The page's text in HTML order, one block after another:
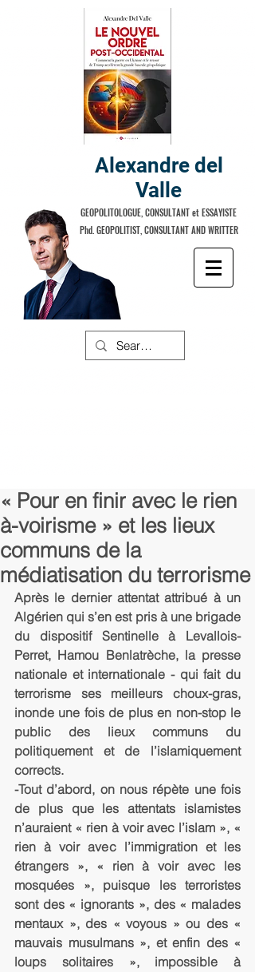
Alexandre del
Valle
GEOPOLITOLOGUE, CONSULTANT et ESSAYISTE
Phd. GEOPOLITIST, CONSULTANT AND WRITTER
« Pour en finir avec le rien
à-voirisme » et les lieux
communs de la
médiatisation du terrorisme
Après le dernier attentat attribué à un
Algérien qui s’en est pris à une brigade
du dispositif Sentinelle à Levallois-
Perret, Hamou Benlatrèche, la presse
nationale et internationale - qui fait du
terrorisme ses meilleurs choux-gras,
inonde une fois de plus en non-stop le
public des lieux communs du
politiquement et de l’islamiquement
corrects.
-Tout d’abord, on nous répète une fois
de plus que les attentats islamistes
n’auraient « rien à voir avec l’islam », «
rien à voir avec l’immigration et les
étrangers », « rien à voir avec les
mosquées », puisque les terroristes
sont des « ignorants », des « malades
mentaux », des « voyous » ou des «
mauvais musulmans », et enfin des «
loups solitaires », impossible à